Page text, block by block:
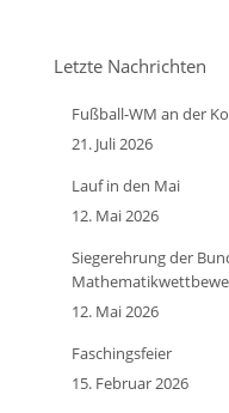
Letzte Nachrichten
Fußball-WM an der
21. Juli 2026
Lauf in den Mai
12. Mai 2026
Siegerehrung der
12. Mai 2026
Faschingsfeier
15. Februar 2026